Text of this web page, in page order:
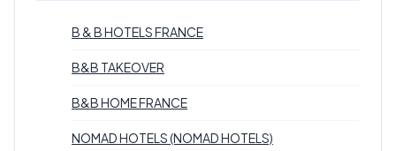
B & B HOTELS FRANCE
B&B TAKEOVER
B&B HOME FRANCE
NOMAD HOTELS (NOMAD HOTELS)